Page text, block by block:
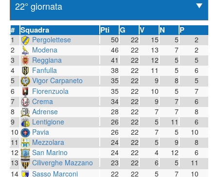
# Squadra Pti G V N P
1 Pergolettese 50 22 15 5
2
2
Modena 46 22 13 7
2
3
Reggiana 41 22 12 5
5
4
Fanfulla 38 22 11 5
6
5
Vigor Carpaneto 35 22 9 8
5
6
Fiorenzuola 35 22 10 5
7
7
Crema 34 22 9 7
6
8
Adrense 28 22 7 7
8
9
Lentigione 26 22 5 11
6
10
Pavia 26 22 7 5
10
11
Mezzolara 24 22 5 9
8
12
San Marino 24 22 4 12
6
13
Ciliverghe Mazzano 23 22 6 5
11
14
Sasso Marconi 22 22 5 7
10